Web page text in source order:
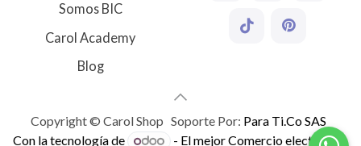
Somos BIC
Carol Academy
Blog
Copyright © Carol Shop Soporte Por: Para Ti.Co SAS
Con la tecnología de
- El mejorComercio electrónico